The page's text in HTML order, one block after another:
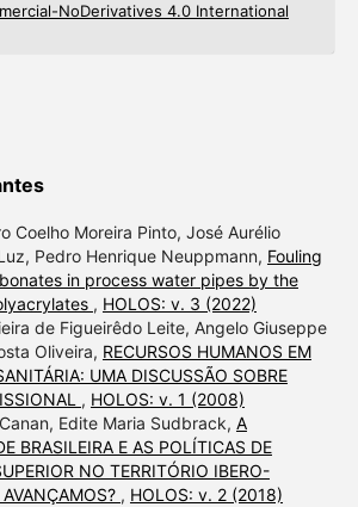
NoDerivatives 4.0 International
Coelho Moreira Pinto, José Aurélio
Pedro Henrique Neuppmann, Fouling
in process water pipes by the
, HOLOS: v. 3 (2022)
de Figueirêdo Leite, Angelo Giuseppe
Oliveira, RECURSOS HUMANOS EM
UMA DISCUSSÃO SOBRE
, HOLOS: v. 1 (2008)
Edite Maria Sudbrack, A
BRASILEIRA E AS POLÍTICAS DE
NO TERRITÓRIO IBERO-
, HOLOS: v. 2 (2018)